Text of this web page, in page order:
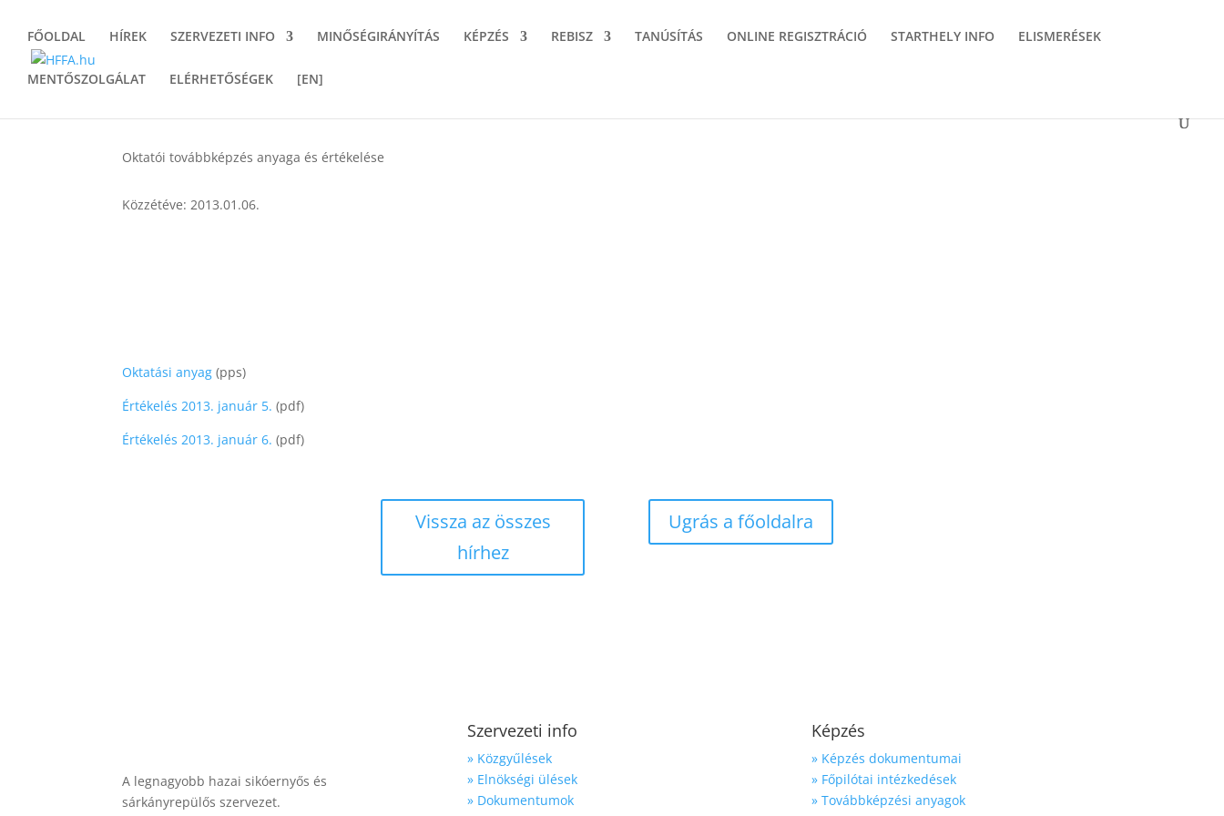
FŐOLDAL HÍREK SZERVEZETI INFO MINŐSÉGIRÁNYÍTÁS KÉPZÉS REBISZ TANÚSÍTÁS ONLINE REGISZTRÁCIÓ STARTHELY INFO ELISMERÉSEK
MENTŐSZOLGÁLAT ELÉRHETŐSÉGEK [EN]
Oktatói továbbképzés anyaga és értékelése
Közzétéve: 2013.01.06.
Oktatási anyag (pps)
Értékelés 2013. január 5. (pdf)
Értékelés 2013. január 6. (pdf)
Vissza az összes
hírhez
Ugrás a főoldalra
A legnagyobb hazai sikóernyős és
sárkányrepülős szervezet.
Szervezeti info
» Közgyűlések
» Elnökségi ülések
» Dokumentumok
Képzés
» Képzés dokumentumai
» Főpilótai intézkedések
» Továbbképzési anyagok